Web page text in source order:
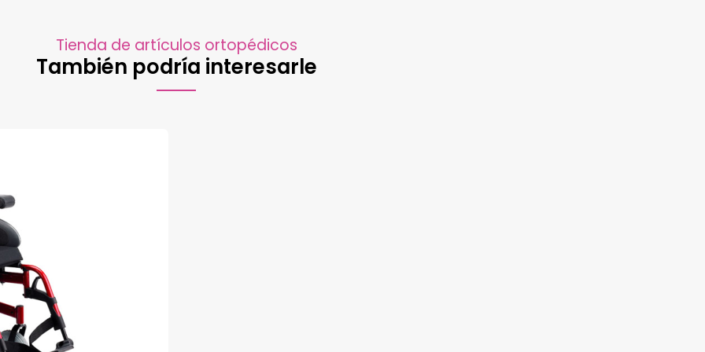
Tienda de artículos ortopédicos
También podría interesarle